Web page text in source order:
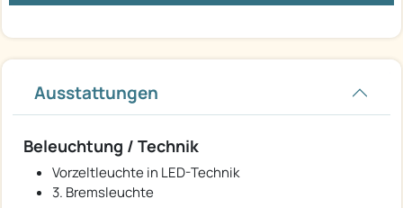
Ausstattungen
Beleuchtung / Technik
Vorzeltleuchte in LED-Technik
3. Bremsleuchte